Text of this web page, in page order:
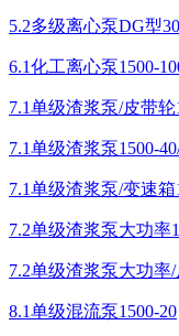
5.2多级离心泵DG型
6.1化工离心泵1500-
7.1单级渣浆泵/皮带轮
7.1单级渣浆泵1500-
7.1单级渣浆泵/变速箱
7.2单级渣浆泵大功率
7.2单级渣浆泵大功率/
8.1单级混流泵1500-20